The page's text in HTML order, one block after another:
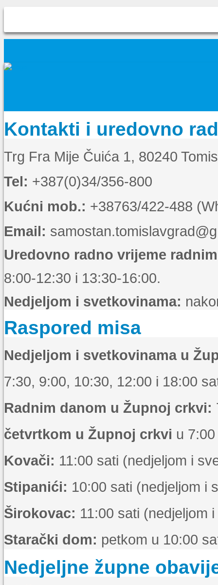
Kontakti i uredovno
Trg Fra Mije Čuića 1, 80240
Tel: +387(0)34/356-800
Kućni mob.: +38763/422-488
Email:
Uredovno radno vrijeme
8:00-12:30 i 13:30-16:00.
Nedjeljom i svetkovinama:
Raspored misa
Nedjeljom i svetkovinama u
7:30, 9:00, 10:30, 12:00 i 18:00
Radnim danom u Župnoj crkvi:
četvrtkom u Župnoj crkvi u
Kovači: 11:00 sati (nedjeljom i
Stipanići: 10:00 sati (nedjeljom i
Širokovac: 11:00 sati (nedjeljom
Starački dom: petkom u 10:00
Nedjeljne župne